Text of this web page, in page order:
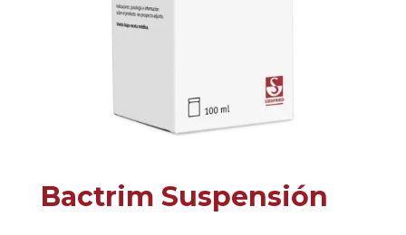
Bactrim Suspensión